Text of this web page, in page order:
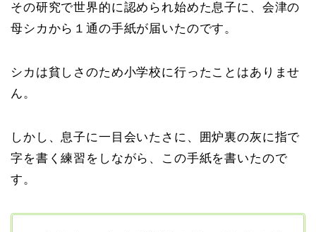
その研究で世界的に認められ始めた息子に、会津の
母シカから１通の手紙が届いたのです。
シカは貧しさのため小学校に行ったことはありませ
ん。
しかし、息子に一目会いたさに、囲炉裏の灰に指で
字を書く練習をしながら、この手紙を書いたので
す。